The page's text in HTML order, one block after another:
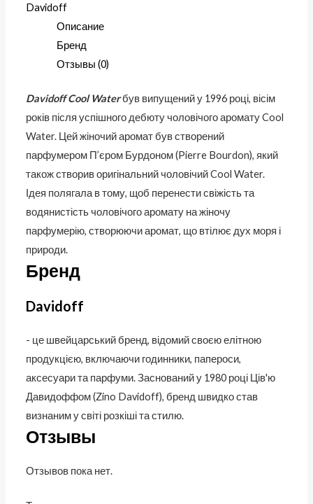
Davidoff
Описание
Бренд
Отзывы (0)
Davidoff Cool Waterбув випущений у 1996 році, вісім
років після успішного дебюту чоловічого аромату Cool
Water. Цей жіночий аромат був створений
парфумером П’єром Бурдоном (Pierre Bourdon), який
також створив оригінальний чоловічий Cool Water.
Ідея полягала в тому, щоб перенести свіжість та
водянистість чоловічого аромату на жіночу
парфумерію, створюючи аромат, що втілює дух моря і
природи.
Бренд
Davidoff
- це швейцарський бренд, відомий своєю елітною
продукцією, включаючи годинники, папероси,
аксесуари та парфуми. Заснований у 1980 році Ців'ю
Давидоффом (Zino Davidoff), бренд швидко став
визнаним у світі розкіші та стилю.
Отзывы
Отзывов пока нет.